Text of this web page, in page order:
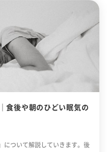
食後や朝のひどい眠気の
について解説していきます。後